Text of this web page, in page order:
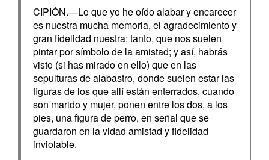
CIPIÓN.—Lo que yo he oído alabar y encarecer
es nuestra mucha memoria, el agradecimiento y
gran fidelidad nuestra; tanto, que nos suelen
pintar por símbolo de la amistad; y así, habrás
visto (si has mirado en ello) que en las
sepulturas de alabastro, donde suelen estar las
figuras de los que allí están enterrados, cuando
son marido y mujer, ponen entre los dos, a los
pies, una figura de perro, en señal que se
guardaron en la vidad amistad y fidelidad
inviolable.